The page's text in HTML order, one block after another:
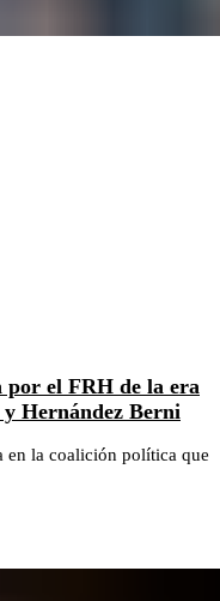
el FRH de la era
y Hernández Berni
en la coalición política que